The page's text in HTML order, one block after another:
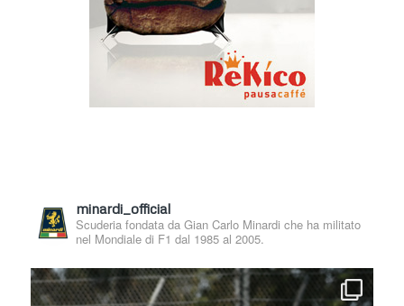
minardi_official
Scuderia fondata da Gian Carlo Minardi che ha militato
nel Mondiale di F1 dal 1985 al 2005.